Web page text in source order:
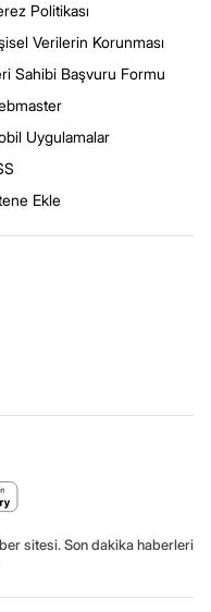
Politikası
Verilerin Korunması
Sahibi Başvuru Formu
Uygulamalar
Ekle
sitesi. Son dakika haberleri